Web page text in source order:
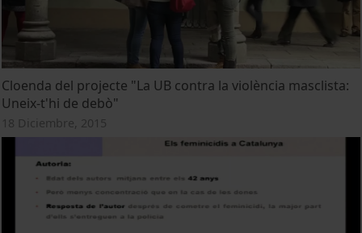
Cloenda del projecte "La UB contra la violència masclista:
Uneix-t'hi de debò"
18 Diciembre, 2015